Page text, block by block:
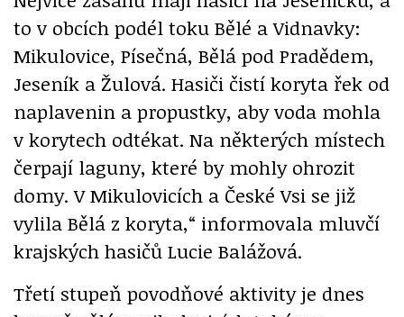
to v obcích podél toku Bělé a Vidnavky:
Mikulovice, Písečná, Bělá pod Pradědem,
Jeseník a Žulová. Hasiči čistí koryta řek od
naplavenin a propustky, aby voda mohla
v korytech odtékat. Na některých místech
čerpají laguny, které by mohly ohrozit
domy. V Mikulovicích a České Vsi se již
vylila Bělá z koryta,“ informovala mluvčí
krajských hasičů Lucie Balážová.
Třetí stupeň povodňové aktivity je dnes